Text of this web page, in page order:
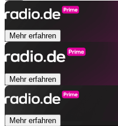
Mehr erfahren
Mehr erfahren
Mehr erfahren